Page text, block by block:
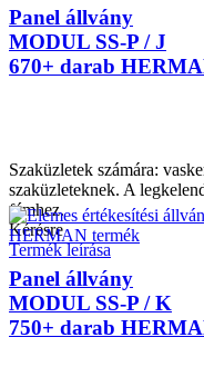
Panel állvány
MODUL SS-P / J
670+ darab
Szaküzletek számára:
szaküzleteknek. A
fémhez.
Kérésre
Termék leírása
Panel állvány
MODUL SS-P / K
750+ darab